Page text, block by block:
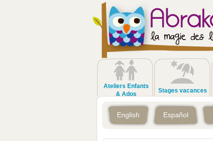
Ateliers Enfants
& Ados
Stages vacances
English Español